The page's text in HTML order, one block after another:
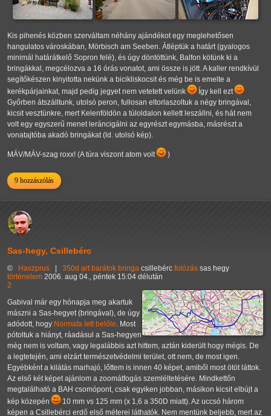
Kis pihenés közben szerváltam néhány ajándékot egy meglehetősen
hangulatos városkában, Mörbisch am Seeben. Átléptük a határt (gyalogos
minimál határátkelő Sopron felé), és úgy döntöttünk, Balfon kötünk ki a
bringákkal, megcélozva a 16 órás vonatot, ami össze is jött. A kaller rendkívül
segítőkészen kinyitotta nekünk a bicikliskocsit és még be is emelte a
kerékpárjainkat, majd pedig jegyet nem vetetett velünk
Így kell ezt
Győrben átszálltunk, utolsó peron, fullosan eltorlaszoltuk a négy bringával,
kicsit vesztünkre, mert Kelenföldön a túloldalon kellett leszállni, és hát nem
volt egy egyszerű menet leráncigálni az egyrészt egymásba, másrészt a
vonatajtóba akadó bringákat (ld. utolsó kép).
MÁV/MÁV-szag roxx! (A túra viszont atom volt )
9 hozzászólás
Sas-hegy, Csillebérc
© Haszprus 350d art barátok bringa csillebérc fotózás sas hegy
történelem 2006. aug 04., péntek 15:04 délután
2
Gabival már egy hónapja meg akartuk
mászni a Sas-hegyet (bringával), de úgy
adódott, hogy Normafa lett belőle. Most
pótoltuk a hiányt, ráadásul a Sas-hegyen
még nem is voltam, vagy legalábbis azt hittem, aztán kiderült hogy mégis. De
a legtetején, ami elzárt természetvédelmi terület, ott nem, de most igen.
Egyébként a kilátás marhajó, lőttem is innen 40 képet, amiből most ötöt láttok.
Az első két képet ajánlom a zoomátfogás szemléltetésére. Mindkettőn
megtalálható a BAH csomópont, csak egyiken jobban, másikon kicsit elbújt a
kép közepén
10 mm vs 125 mm (x 1,6 a 350D miatt). Az uccsó három
képen a Csillebérci erdő első méterei láthatók. Nem mentünk beljebb, mert az